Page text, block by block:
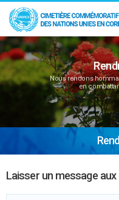
Nous rendons
en
Laisser un message